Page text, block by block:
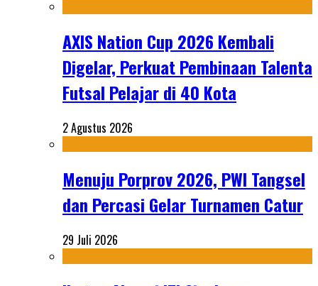
AXIS Nation Cup 2026 Kembali
Digelar, Perkuat Pembinaan Talenta
Futsal Pelajar di 40 Kota
2 Agustus 2026
Menuju Porprov 2026, PWI Tangsel
dan Percasi Gelar Turnamen Catur
29 Juli 2026